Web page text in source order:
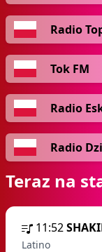
Radio
Tok FM
Radio
Radio
Teraz na
11:52
Latino